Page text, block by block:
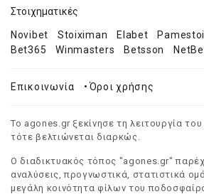
Στοιχηματικές
Novibet Stoiximan Elabet
Bet365
Winmasters Betsson
Επικοινωνία •Όροι χρήσης
Το agones.gr ξεκίνησε τη λειτουργία
τότε βελτιώνεται διαρκώς.
Ο διαδικτυακός τόπος "agones.gr"
αναλύσεις, προγνωστικά, στατιστικά
μεγάλη κοινότητα φίλων του